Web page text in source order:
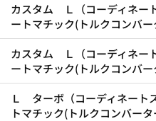
カスタム Ｌ（コーディネー
ートマチック(トルクコンバ
カスタム Ｌ（コーディネー
ートマチック(トルクコンバ
Ｌ ターボ（コーディネート
トマチック(トルクコンバー